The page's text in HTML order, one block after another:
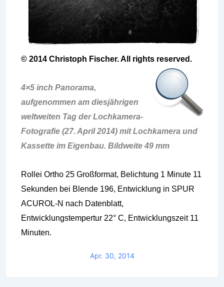
© 2014 Christoph Fischer. All rights reserved.
4×5 inch Panorama,
aufgenommen am diesjährigen
weltweiten Tag der Lochkamera-
Fotografie (27. April 2014) mit Lochkamera und
Kassette im Eigenbau. Bildweite 49 mm
Rollei Ortho 25 Großformat, Belichtung 1 Minute 11
Sekunden bei Blende 196, Entwicklung in SPUR
ACUROL-N nach Datenblatt,
Entwicklungstempertur 22° C, Entwicklungszeit 11
Minuten.
Apr. 30, 2014